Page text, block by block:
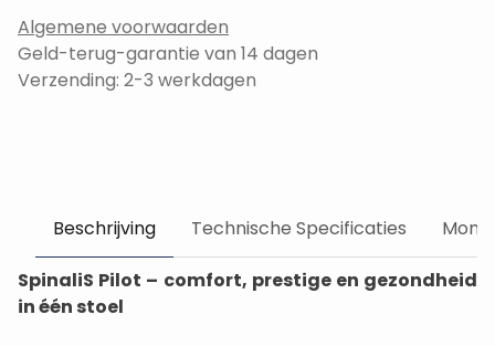
Algemene voorwaarden
Geld-terug-garantie van 14 dagen
Verzending: 2-3 werkdagen
Beschrijving Technische Specificaties
SpinaliS Pilot – comfort, prestige en gezondheid
in één stoel